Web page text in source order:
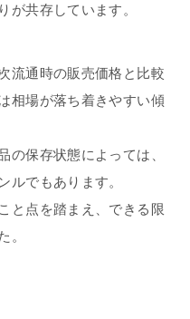
が共存しています。
流通時の販売価格と比較
相場が落ち着きやすい傾
の保存状態によっては、
ルでもあります。
と点を踏まえ、できる限
。